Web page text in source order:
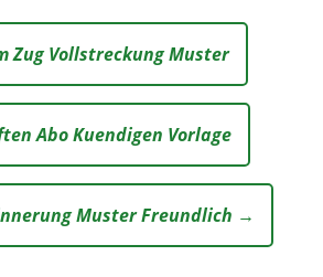
Zug Vollstreckung Muster
Abo Kuendigen Vorlage
Muster Freundlich →